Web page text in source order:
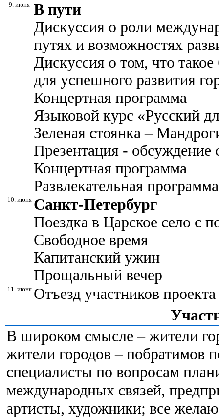
9. июня В пути
Дискуссия о роли
путях и возможностях
Дискуссия о том, что
для успешного развития
Концертная программа
Языковой курс «Русский
Зеленая стоянка –
Презентация - обсуждение
Концертная программа
Развлекательная программа
10. июня Санкт-Петербург
Поездка в Царское село с
Свободное время
Капитанский ужин
Прощальный вечер
11. июня Отъезд участников проекта
В широком смысле – жители
жители городов – побратимов
специалисты по вопросам
международных связей,
артисты, художники; все